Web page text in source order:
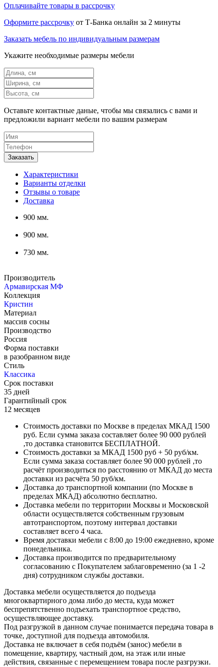
Оплачивайте товары в рассрочку
Оформите рассрочку от Т-Банка онлайн за 2 минуты
Заказать мебель по индивидуальным размерам
Укажите необходимые размеры мебели
Оставьте контактные даные, чтобы мы связались с вами и
предложили вариант мебели по вашим размерам
Характеристики
Варианты отделки
Отзывы о товаре
Доставка
900 мм.
900 мм.
730 мм.
Производитель
Армавирская МФ
Коллекция
Кристин
Материал
массив сосны
Производство
Россия
Форма поставки
в разобранном виде
Стиль
Классика
Срок поставки
35 дней
Гарантийный срок
12 месяцев
Стоимость доставки по Москве в пределах МКАД 1500
руб. Если сумма заказа составляет более 90 000 рублей
,то доставка становится БЕСПЛАТНОЙ.
Стоимость доставки за МКАД 1500 руб + 50 руб/км.
Если сумма заказа составляет более 90 000 рублей ,то
расчёт производиться по расстоянию от МКАД до места
доставки из расчёта 50 руб/км.
Доставка до транспортной компании (по Москве в
пределах МКАД) абсолютно бесплатно.
Доставка мебели по территории Москвы и Московской
области осуществляется собственным грузовым
автотранспортом, поэтому интервал доставки
составляет всего 4 часа.
Время доставки мебели с 8:00 до 19:00 ежедневно, кроме
понедельника.
Доставка производится по предварительному
согласованию с Покупателем заблаговременно (за 1 -2
дня) сотрудником службы доставки.
Доставка мебели осуществляется до подъезда
многоквартирного дома либо до места, куда может
беспрепятственно подъехать транспортное средство,
осуществляющее доставку.
Под разгрузкой в данном случае понимается передача товара в
точке, доступной для подъезда автомобиля.
Доставка не включает в себя подъём (занос) мебели в
помещение, квартиру, частный дом, на этаж или иные
действия, связанные с перемещением товара после разгрузки.